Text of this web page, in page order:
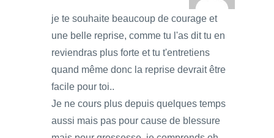
je te souhaite beaucoup de courage et
une belle reprise, comme tu l'as dit tu en
reviendras plus forte et tu t'entretiens
quand même donc la reprise devrait être
facile pour toi..
Je ne cours plus depuis quelques temps
aussi mais pas pour cause de blessure